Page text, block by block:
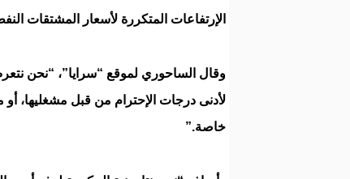
الإرتفاعات المتكررة لأسعار المشتقات
وقال الساحوري لموقع “سرايا”، “نحن
لأدنى درجات الإحترام من قبل مشغليها، أو
خاصة.”